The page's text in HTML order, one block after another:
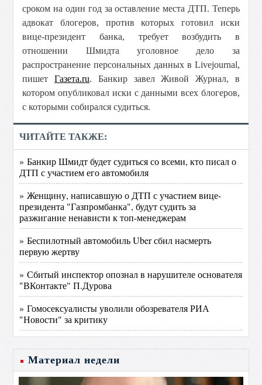
сроком на один год за оставление места ДТП. Теперь
адвокат блогеров, против которых готовил иски
вице-президент банка, требует возбудить в
отношении Шмидта уголовное дело за
распространение персональных данных в Livejournal,
пишетГазета.ru. Банкир завел Живой Журнал, в
котором опубликовал иски с данными всех блогеров,
с которыми собирался судиться.
ЧИТАЙТЕ ТАКЖЕ:
» Банкир Шмидт будет судиться со всеми, кто писал о
ДТП с участием его автомобиля
» Женщину, написавшую о ДТП с участием вице-
президента "Газпромбанка", будут судить за
разжигание ненависти к топ-менеджерам
» Беспилотный автомобиль Uber сбил насмерть
первую жертву
» Сбитый инспектор опознал в нарушителе основателя
"ВКонтакте" П.Дурова
» Гомосексуалисты уволили обозревателя РИА
"Новости" за критику
Материал недели